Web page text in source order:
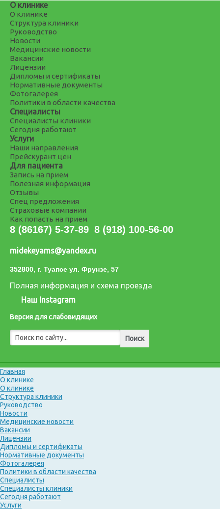
О клинике
О клинике
Структура клиники
Руководство
Новости
Медицинские новости
Вакансии
Лицензии
Дипломы и сертификаты
Нормативные документы
Фотогалерея
Политики в области качества
Специалисты
Специалисты клиники
Сегодня работают
Услуги
Наши направления
Прейскурант цен
Для пациента
Запись на прием
Полезная информация
Отзывы
Спец предложения
Страховые компании
Как попасть на прием
8 (86167) 5-37-89 8 (918) 100-56-00
midekeyams@yandex.ru
352800, г. Туапсе ул. Фрунзе, 57
Полная информация и схема проезда
Наш Instagram
Версия для слабовидящих
Главная
О клинике
О клинике
Структура клиники
Руководство
Новости
Медицинские новости
Вакансии
Лицензии
Дипломы и сертификаты
Нормативные документы
Фотогалерея
Политики в области качества
Специалисты
Специалисты клиники
Сегодня работают
Услуги